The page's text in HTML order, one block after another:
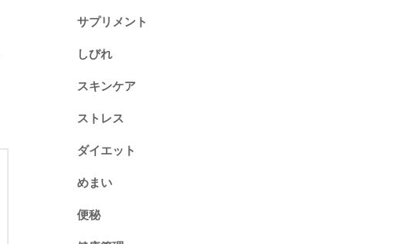
サプリメント
しびれ
スキンケア
ストレス
ダイエット
めまい
便秘